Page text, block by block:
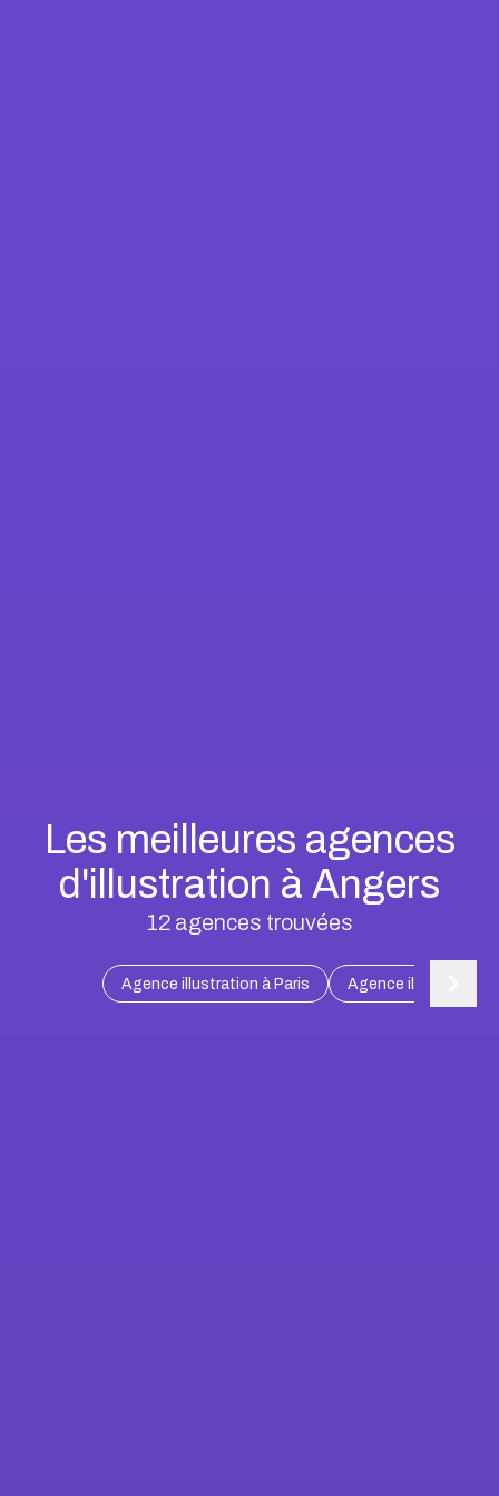
Les meilleures agences
d'illustration à Angers
12agences trouvées
Agence illustration à Paris Agence illustration à